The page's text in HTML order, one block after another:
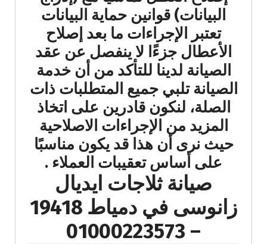
البيانات) قوانين حماية البيانات
تعتبر الإجراءات ما بعد إصلاح
الأعطال جزءًا لا ينفصل عن عقد
الصيانة لدينا للتأكد من أن خدمة
الصيانة تلبي جميع المتطلبات ذات
الصلة، لنكون قادرين على اتخاذ
المزيد من الإجراءات الاصلاحية
حيث نرى أن هذا قد يكون مناسبًا
على أساس تعقيبات العملاء​ .
صيانة ثلاجات ايديال
زانوسى في دمياط 19418
– 01000223573